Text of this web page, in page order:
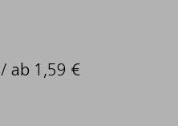
ab 1,59 €